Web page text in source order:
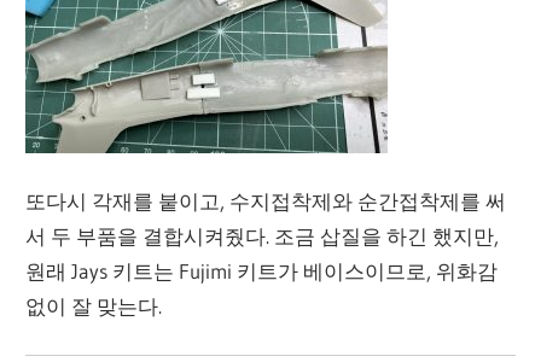
또다시 각재를 붙이고, 수지접착제와 순간접착제를 써
서 두 부품을 결합시켜줬다. 조금 삽질을 하긴 했지만,
원래 Jays 키트는 Fujimi 키트가 베이스이므로, 위화감
없이 잘 맞는다.